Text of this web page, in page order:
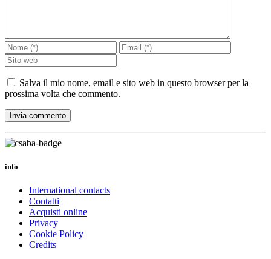
Salva il mio nome, email e sito web in questo browser per la
prossima volta che commento.
info
International contacts
Contatti
Acquisti online
Privacy
Cookie Policy
Credits